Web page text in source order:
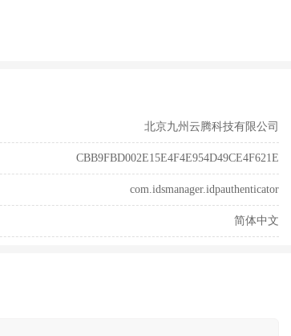
北京九州云腾科技有限公司
CBB9FBD002E15E4F4E954D49CE4F621E
com.idsmanager.idpauthenticator
简体中文